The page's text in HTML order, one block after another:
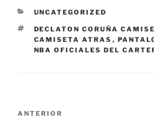
CATEGORÍAS
UNCATEGORIZED
ETIQUETAS
DECLATON CORUÑA
CAMISETA ATRAS ,
NBA OFICIALES DEL
Navegación
Entrada
ANTERIOR